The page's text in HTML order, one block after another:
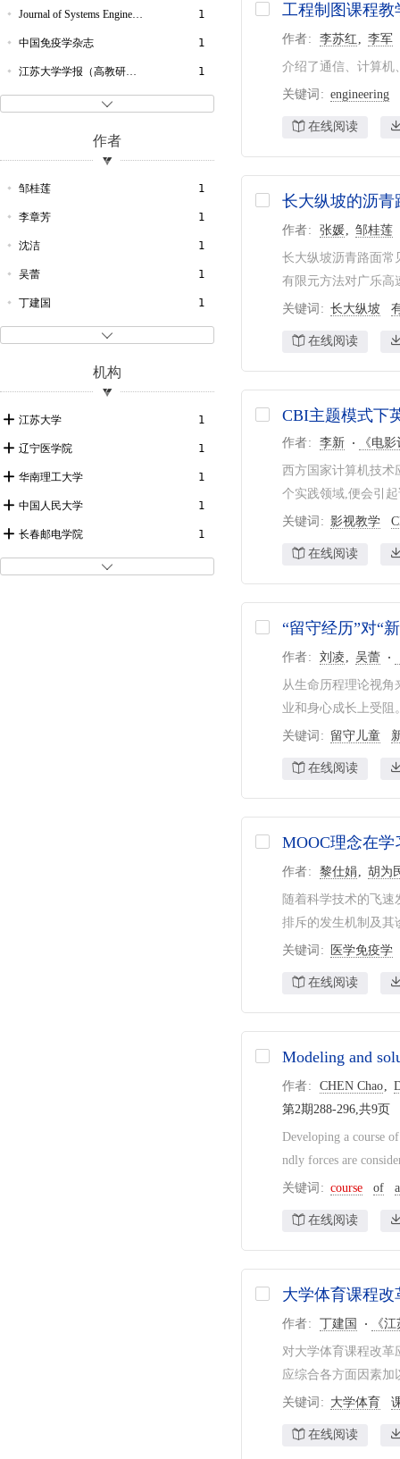
DISCIPLINE 1
DISCUSSION 1
PASSAGE 1
ANTAGONISM 1
INTAKE 1
应力 1
影视教学 1
育儿 1

Journal of Systems Engineering and Electronics 1
中国免疫学杂志 1
江苏大学学报（高教研究版） 1
Defence Technology（防务技术） 1
中山大学学报（自然科学版） 1
电影评介 1
浙江工业大学学报 1
北京农学院学报 1
船舶力学 1
作者

邹桂莲 1
李章芳 1
沈洁 1
吴蕾 1
丁建国 1
张媛 1
胡为民 1
蒋薇 1
蔡秋月 1
陈智毅 1
胡世弟 1
李新 1
机构

江苏大学 1
辽宁医学院 1
华南理工大学 1
中国人民大学 1
长春邮电学院 1
工程制图课程
作者 李苏红 李军
介绍了通信、计算机
关键词 engineering
在线阅读
长大纵坡的沥青
作者 张媛 邹桂莲
长大纵坡沥青路面常
有限元方法对广乐高
关键词 长大纵坡
在线阅读
CBI主题模式下
作者 李新 《电
西方国家计算机技术
个实践领域,便会引
关键词 影视教学
在线阅读
“留守经历”对“
作者 刘凌 吴蕾
从生命历程理论视
业和身心成长上受
关键词 留守儿童
在线阅读
MOOC理念在
作者 黎仕娟 胡为
随着科学技术的飞
排斥的发生机制及其
关键词 医学免疫学
在线阅读
Modeling and
作者 CHEN Chao
第2期288-296,共9页
Developing a course
ndly forces are
关键词 course of
在线阅读
大学体育课程改
作者 丁建国 《
对大学体育课程改革
应综合各方面因素加
关键词 大学体育
在线阅读